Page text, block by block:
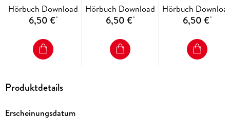
Hörbuch Download
6,50 €*
Hörbuch Download
6,50 €*
Hörbuch
6,50 €*
Produktdetails
Erscheinungsdatum